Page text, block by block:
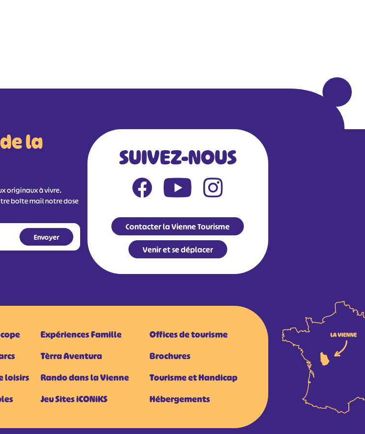
la
originaux à vivre.
boîte mail notre dose
SUIVEZ-NOUS
Contacter la Vienne Tourisme
Venir et se déplacer
loisirs
Expériences Famille
Tèrra Aventura
Rando dans la Vienne
Jeu Sites iCONiKS
Offices de tourisme
Brochures
Tourisme et Handicap
Hébergements